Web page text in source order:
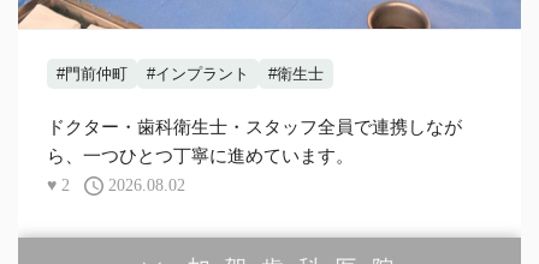
#門前仲町 #インプラント #衛生士
ドクター・歯科衛生士・スタッフ全員で連携しなが
ら、一つひとつ丁寧に進めています。
♥ 2 2026.08.02